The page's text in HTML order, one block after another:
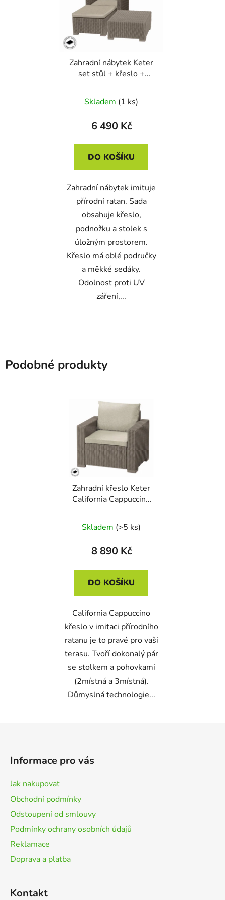
Zahradní nábytek Keter
set stůl + křeslo +
cappuccino
Skladem (1 ks)
6 490 Kč
DO KOŠÍKU
Zahradní nábytek imituje
přírodní ratan. Sada
obsahuje křeslo,
podnožku a stolek s
úložným prostorem.
Křeslo má oblé područky
a měkké sedáky.
Odolnost proti UV
záření,...
Podobné produkty
Zahradní křeslo Keter
California Cappuccino
Skladem (>5 ks)
8 890 Kč
DO KOŠÍKU
California Cappuccino
křeslo v imitaci přírodního
ratanu je to pravé pro vaši
terasu. Tvoří dokonalý pár
se stolkem a pohovkami
(2místná a 3místná).
Důmyslná technologie...
Informace pro vás
Jak nakupovat
Obchodní podmínky
Odstoupení od smlouvy
Podmínky ochrany osobních údajů
Reklamace
Doprava a platba
Kontakt